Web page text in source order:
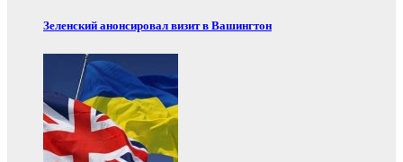
Зеленский анонсировал визит в Вашингтон